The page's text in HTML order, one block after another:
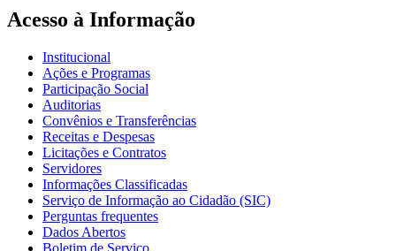
Acesso à Informação
Institucional
Ações e Programas
Participação Social
Auditorias
Convênios e Transferências
Receitas e Despesas
Licitações e Contratos
Servidores
Informações Classificadas
Serviço de Informação ao Cidadão (SIC)
Perguntas frequentes
Dados Abertos
Boletim de Serviço